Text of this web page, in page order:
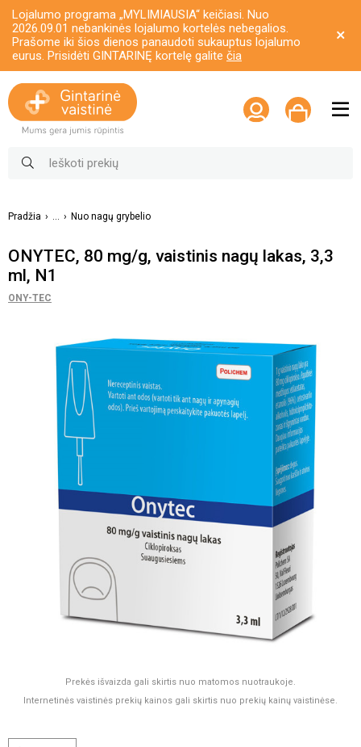
Lojalumo programa „MYLIMIAUSIA“ keičiasi. Nuo
2026.09.01 nebankinės lojalumo kortelės nebegalios.
Prašome iki šios dienos panaudoti sukauptus lojalumo
eurus. Prisidėti GINTARINĘ kortelę galite čia
Pradžia ... Nuo nagų grybelio
ONYTEC, 80 mg/g, vaistinis nagų lakas, 3,3
ml, N1
ONY-TEC
Prekės išvaizda gali skirtis nuo matomos nuotraukoje.
Internetinės vaistinės prekių kainos gali skirtis nuo prekių kainų vaistinėse.